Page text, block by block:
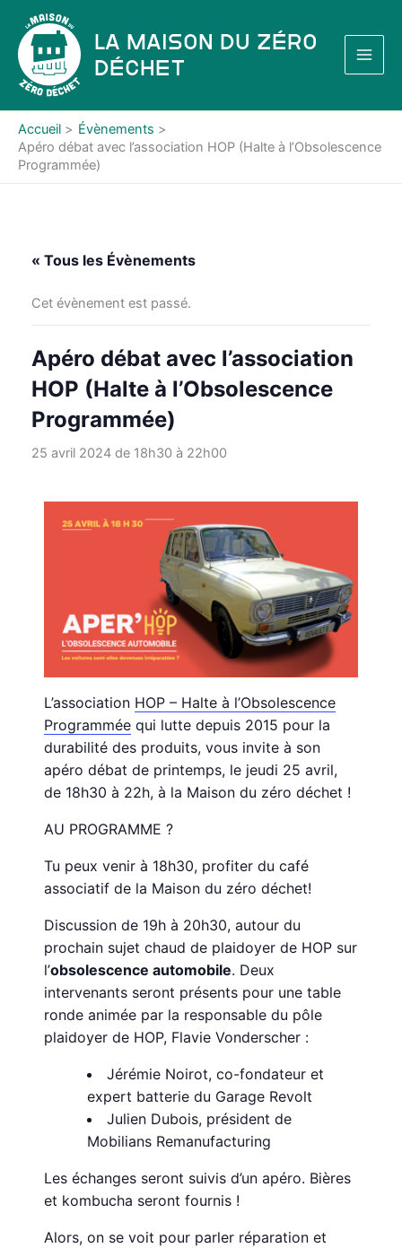
contenu
La Maison du Zéro
Déchet
Accueil
Évènements
Apéro débat avec l’association HOP (Halte à l’Obsolescence
Programmée)
« Tous les Évènements
Cet évènement est passé.
Apéro débat avec l’association
HOP (Halte à l’Obsolescence
Programmée)
25 avril 2024 de 18h30à 22h00
L’association HOP – Halte à l’Obsolescence
Programmée qui lutte depuis 2015 pour la
durabilité des produits, vous invite à son
apéro débat de printemps, le jeudi 25 avril,
de 18h30 à 22h, à la Maison du zéro déchet !
AU PROGRAMME ?
Tu peux venir à 18h30, profiter du café
associatif de la Maison du zéro déchet!
Discussion de 19h à 20h30, autour du
prochain sujet chaud de plaidoyer de HOP sur
l’obsolescence automobile. Deux
intervenants seront présents pour une table
ronde animée par la responsable du pôle
plaidoyer de HOP, Flavie Vonderscher :
Jérémie Noirot, co-fondateur et
expert batterie du Garage Revolt
Julien Dubois, président de
Mobilians Remanufacturing
Les échanges seront suivis d’un apéro. Bières
et kombucha seront fournis !
Alors, on se voit pour parler réparation et